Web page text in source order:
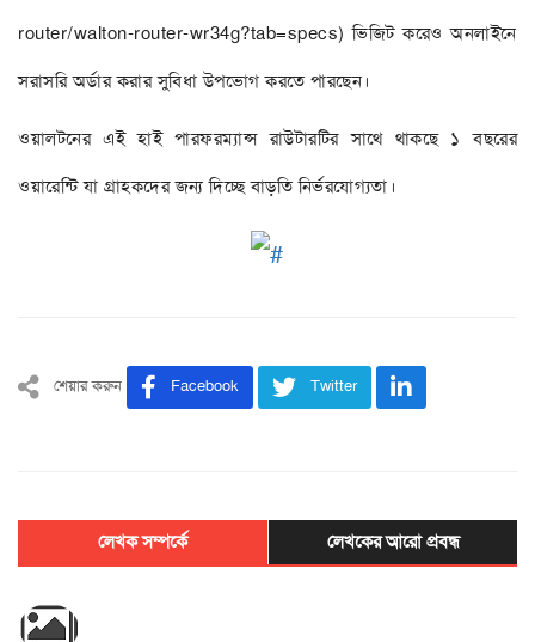
router/walton-router-wr34g?tab=specs) ভিজিট করেও অনলাইনে
সরাসরি অর্ডার করার সুবিধা উপভোগ করতে পারছেন।
ওয়ালটনের এই হাই পারফরম্যান্স রাউটারটির সাথে থাকছে ১ বছরের
ওয়ারেন্টি যা গ্রাহকদের জন্য দিচ্ছে বাড়তি নির্ভরযোগ্যতা।
শেয়ার করুন Facebook Twitter
লেখক সম্পর্কে লেখকের আরো প্রবন্ধ